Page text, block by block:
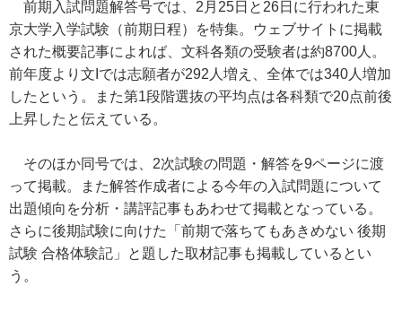
前期入試問題解答号では、2月25日と26日に行われた東
京大学入学試験（前期日程）を特集。ウェブサイトに掲載
された概要記事によれば、文科各類の受験者は約8700人。
前年度より文Iでは志願者が292人増え、全体では340人増加
したという。また第1段階選抜の平均点は各科類で20点前後
上昇したと伝えている。
そのほか同号では、2次試験の問題・解答を9ページに渡
って掲載。また解答作成者による今年の入試問題について
出題傾向を分析・講評記事もあわせて掲載となっている。
さらに後期試験に向けた「前期で落ちてもあきめない 後期
試験 合格体験記」と題した取材記事も掲載しているとい
う。